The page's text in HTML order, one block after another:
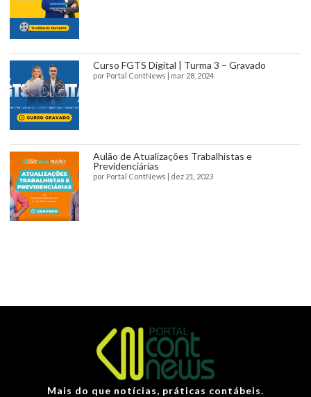
Curso FGTS Digital | Turma 3 – Gravado
por Portal ContNews mar 28, 2024
Aulão de Atualizações Trabalhistas e
Previdenciárias
por Portal ContNews dez 21, 2023
Mais do que notícias, práticas contábeis.